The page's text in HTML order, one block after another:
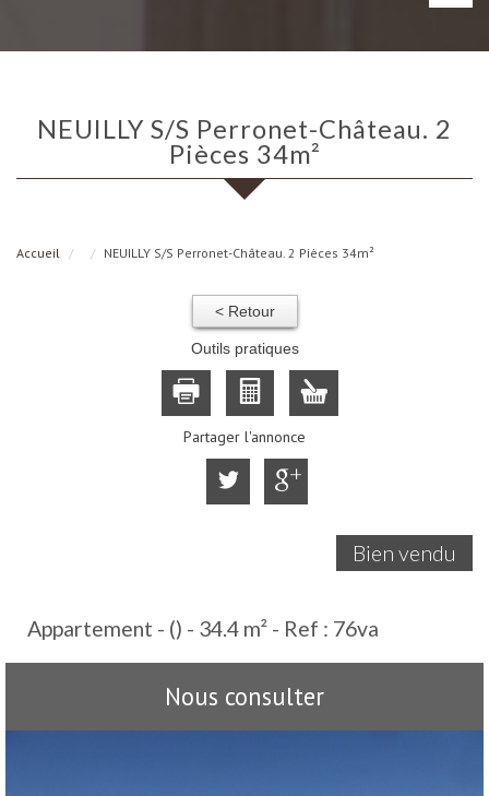
NEUILLY S/S Perronet-Château. 2
Pièces 34m²
Accueil NEUILLY S/S Perronet-Château. 2 Pièces 34m²
< Retour
Outils pratiques
Partager l'annonce
Bien vendu
Appartement - () - 34.4 m² - Ref : 76va
Nous consulter